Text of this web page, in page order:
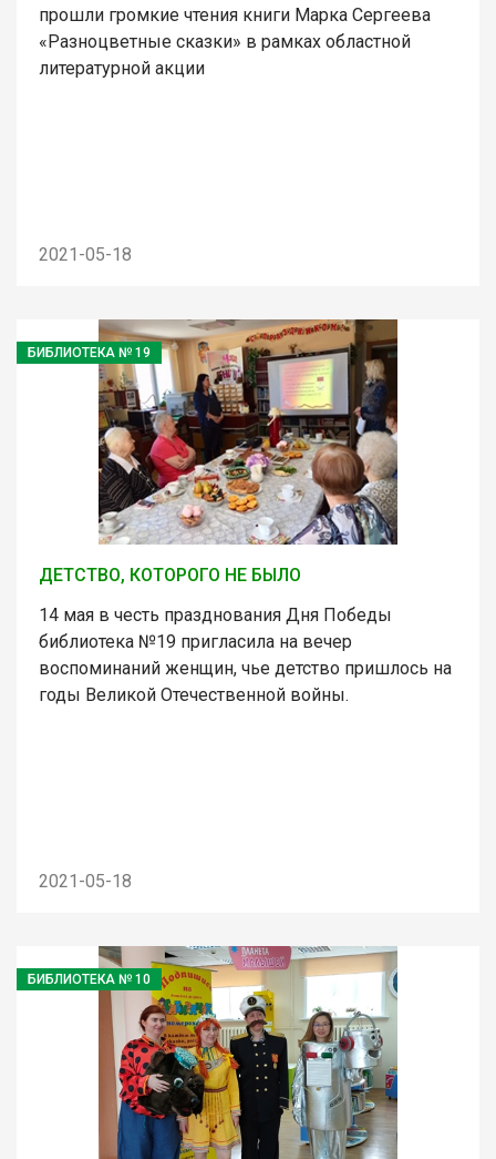
прошли громкие чтения книги Марка Сергеева
«Разноцветные сказки» в рамках областной
литературной акции
2021-05-18
БИБЛИОТЕКА № 19
ДЕТСТВО, КОТОРОГО НЕ БЫЛО
14 мая в честь празднования Дня Победы
библиотека №19 пригласила на вечер
воспоминаний женщин, чье детство пришлось на
годы Великой Отечественной войны.
2021-05-18
БИБЛИОТЕКА № 10